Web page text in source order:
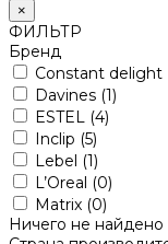
×
ФИЛЬТР
Бренд
Constant delight
Davines (1)
ESTEL
(4)
Inclip (5)
Lebel (1)
L’Oreal (0)
Matrix (0)
Ничего не найдено